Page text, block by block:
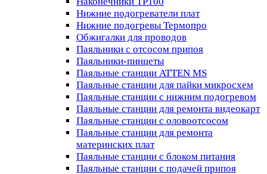
Нижние подогреватели плат
Нижние подогревы Термопро
Обжигалки для проводов
Паяльники с отсосом припоя
Паяльники-пинцеты
Паяльные станции ATTEN MS
Паяльные станции для пайки микросхем
Паяльные станции с нижним подогревом
Паяльные станции для ремонта видеокарт
Паяльные станции с оловоотсосом
Паяльные станции для ремонта
материнских плат
Паяльные станции с блоком питания
Паяльные станции с подачей припоя